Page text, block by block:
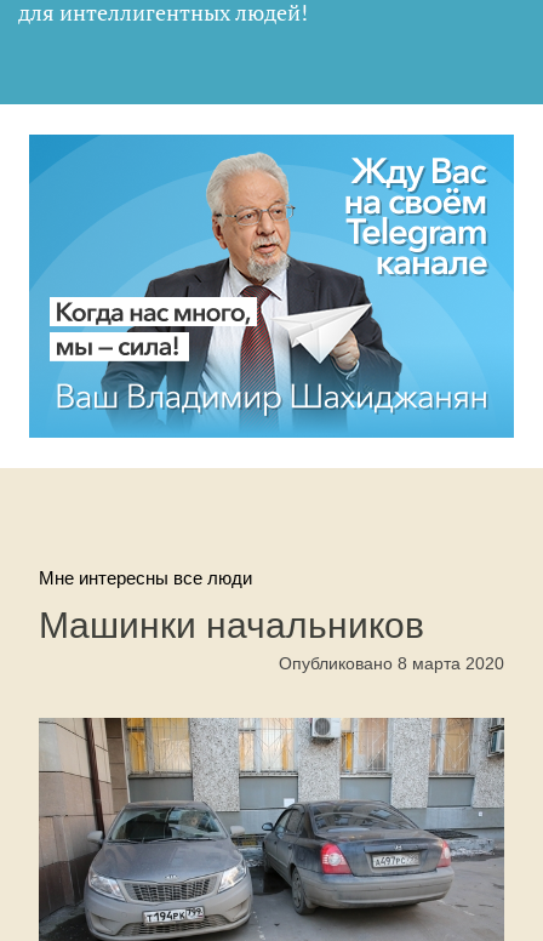
для интеллигентных людей!
Мне интересны все люди
Машинки начальников
Опубликовано 8 марта 2020